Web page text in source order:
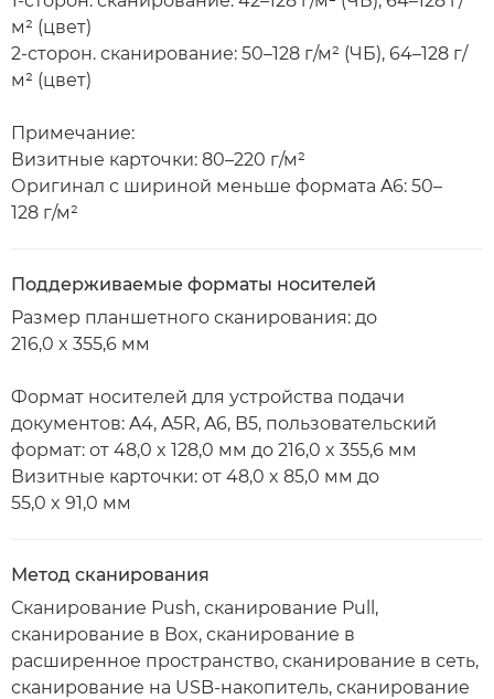
м² (цвет)
2-сторон. сканирование: 50–128 г/м² (ЧБ), 64–128 г/
м² (цвет)
Примечание:
Визитные карточки: 80–220 г/м²
Оригинал с шириной меньше формата A6: 50–
128 г/м²
Поддерживаемые форматы носителей
Размер планшетного сканирования: до
216,0 x 355,6 мм
Формат носителей для устройства подачи
документов: A4, A5R, A6, B5, пользовательский
формат: от 48,0 x 128,0 мм до 216,0 x 355,6 мм
Визитные карточки: от 48,0 x 85,0 мм до
55,0 x 91,0 мм
Метод сканирования
Сканирование Push, сканирование Pull,
сканирование в Box, сканирование в
расширенное пространство, сканирование в сеть,
сканирование на USB-накопитель, сканирование